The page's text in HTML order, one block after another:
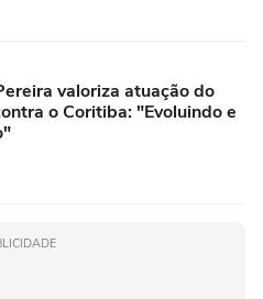
valoriza atuação do
o Coritiba: "Evoluindo e